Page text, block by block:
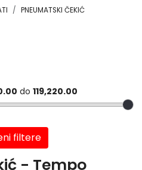
PNEUMATSKI ČEKIĆ
do 119,220.00
filtere
- Tempo